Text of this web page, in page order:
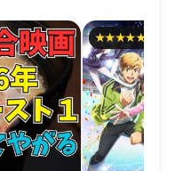
★★★★★